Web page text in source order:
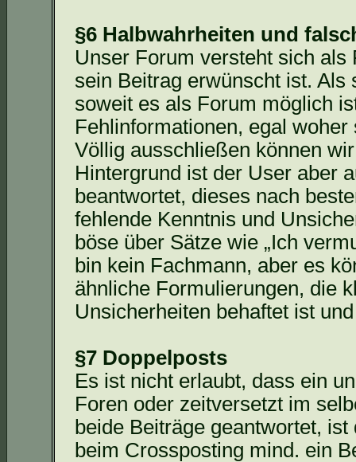
§6 Halbwahrheiten und
Unser Forum versteht sich
sein Beitrag erwünscht ist.
soweit es als Forum möglich
Fehlinformationen, egal
Völlig ausschließen können
Hintergrund ist der User aber
beantwortet, dieses nach
fehlende Kenntnis und
böse über Sätze wie „Ich
bin kein Fachmann, aber es
ähnliche Formulierungen, die
Unsicherheiten behaftet ist
§7 Doppelposts
Es ist nicht erlaubt, dass ein
Foren oder zeitversetzt im
beide Beiträge geantwortet,
beim Crossposting mind. ein